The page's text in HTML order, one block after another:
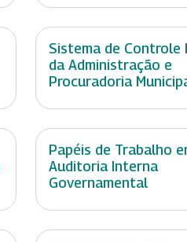
Sistema de Controle
da Administração e
Procuradoria
Papéis de Trabalho
Auditoria Interna
Governamental